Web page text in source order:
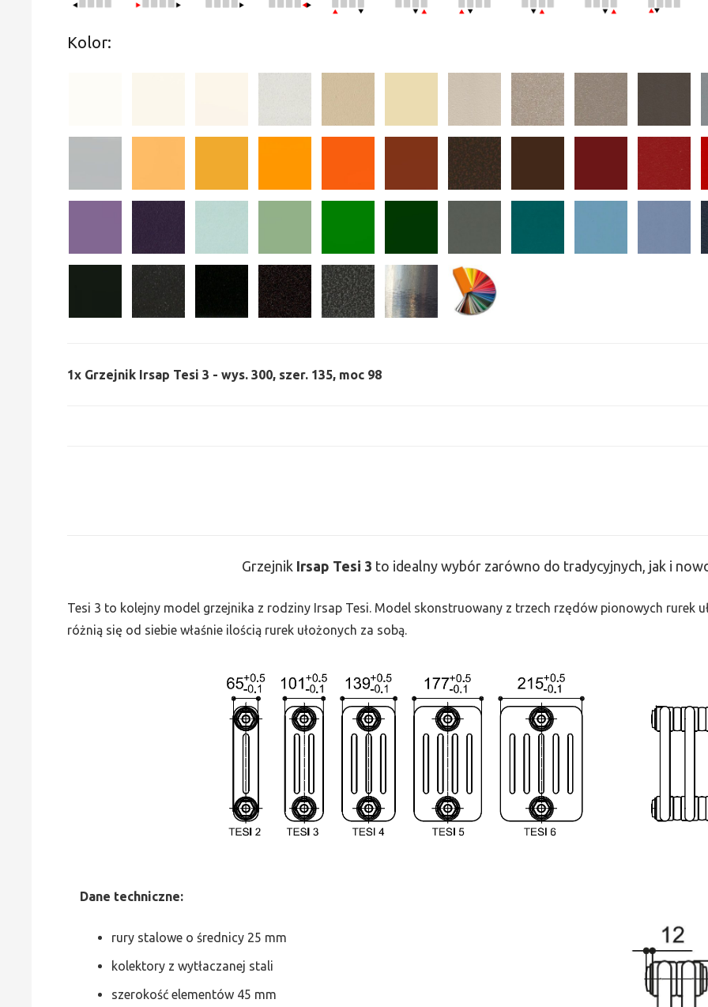
Kolor:
1x Grzejnik Irsap Tesi 3 - wys. 300, szer. 135, moc 98
Grzejnik Irsap Tesi 3 to idealny wybór zarówno do tradycyjnych, jak i
Tesi 3 to kolejny model grzejnika z rodziny Irsap Tesi. Model skonstruowany z trzech rzędów pionowych rurek
różnią się od siebie właśnie ilością rurek ułożonych za sobą.
Dane techniczne:
rury stalowe o średnicy 25 mm
kolektory z wytłaczanej stali
szerokość elementów 45 mm